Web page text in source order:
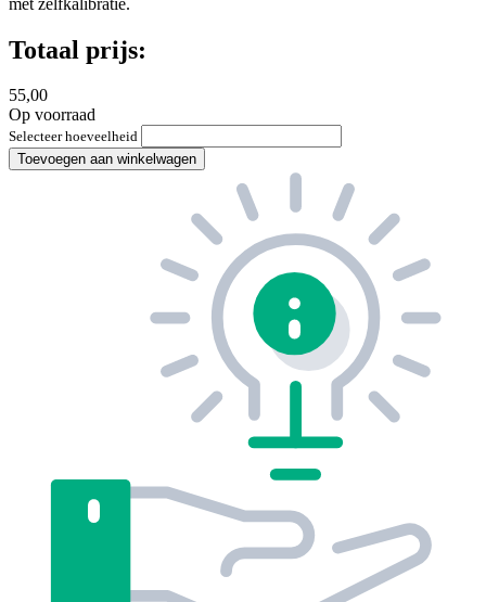
Totaal prijs:
55,00
Op voorraad
Selecteer hoeveelheid
Toevoegen aan winkelwagen